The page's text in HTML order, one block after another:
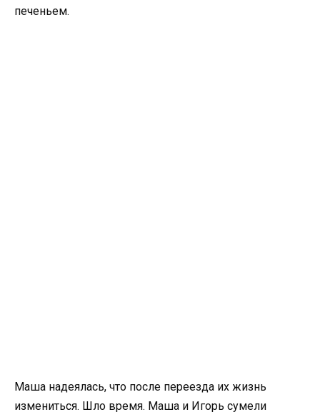
печеньем.
Маша надеялась, что после переезда их жизнь
измениться. Шло время. Маша и Игорь сумели